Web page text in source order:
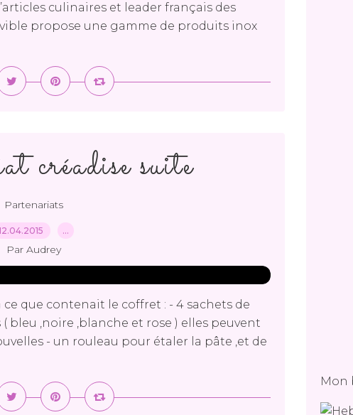
culinaires et leader français des
propose une gamme de produits inox
créadise suite
Partenariats
…
Par Audrey
que contenait le coffret : - 4 sachets de
bleu ,noire ,blanche et rose ) elles peuvent
- un rouleau pour étaler la pâte ,et de
Mon